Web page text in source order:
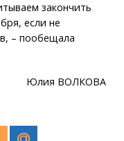
закончить
если не
– пообещала
Юлия ВОЛКОВА